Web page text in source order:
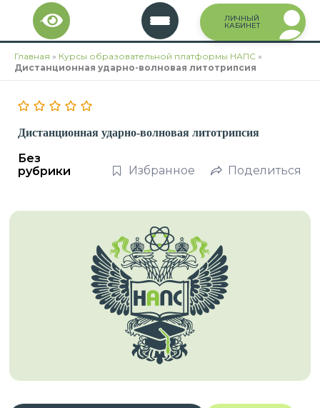
Перейти
содержимому
ЛИЧНЫЙ
КАБИНЕТ
Главная » Курсы образовательной платформы НАПС »
Дистанционная ударно-волновая литотрипсия
Дистанционная ударно-волновая литотрипсия
Без
рубрики
Избранное Поделиться